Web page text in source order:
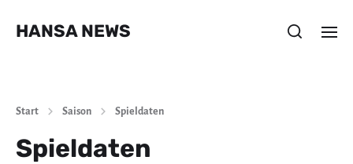
HANSA NEWS
Start Saison Spieldaten
Spieldaten